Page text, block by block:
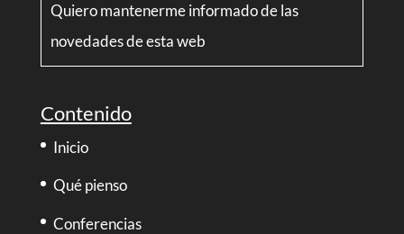
Quiero mantenerme informado de las
novedades de esta web
Contenido
Inicio
Qué pienso
Conferencias